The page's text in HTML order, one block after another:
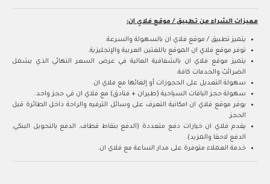
مميزات الشراء من تطبيق / موقع فلاي ان:
يتميز تطبيق / موقع فلاي ان بالسهولة والسرعة.
توفر موقع فلاي ان الموقع ﺑﺎﻟﻠﻐﺘﻴﻦ اﻟﻌﺮﺑﻴﺔ‬ واﻹﻧﺠﻠﻴﺰﻳﺔ.
يتميز موقع فلاي ان بالشفافية العالية في عرض اﻟﺴﻌﺮ اﻟﻨﻬﺎﺋﻲ اﻟﺬي ﻳﺸﻤﻞ
اﻟﻀﺮاﺋﺐ‬ّ‬ واﻟﺨﺪﻣﺎت ﻛﺎﻓﺔ.
سهولة التعديل على الحجوزات أو إلغائها مع فلاي ان.
سهولة حجز الباقات السياحية (طيران + فنادق) مع فلاي ان في حجز واحد.
يوفر موقع فلاي ان امكانية التعرف على وسائل الترفيه والراحة داخل الطائرة قبل
الحجز.
يقدم فلاي ان خيارات دفع متعددة (الدفع بنقاط قطاف, الدفع بالتحويل البنكي,
الدفع لاحقا والمزيد).
خدمة العملاء متوفرة على مدار الساعة مع فلاي ان.